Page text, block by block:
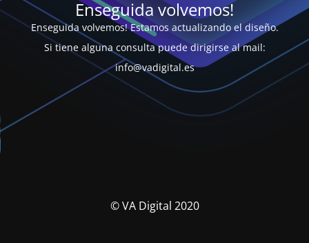
Enseguida volvemos!
Enseguida volvemos! Estamos actualizando el diseño.
Si tiene alguna consulta puede dirigirse al mail:
info@vadigital.es
© VA Digital 2020